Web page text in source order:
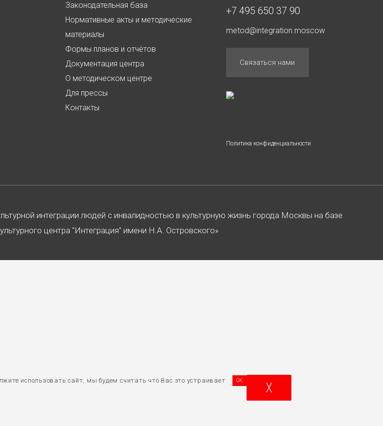
Законодательная база
Нормативные акты и методические
материалы
Формы планов и отчётов
Документация центра
О методическом центре
Для прессы
Контакты
+7 495 650 37 90
metod@integration.moscow
Связаться нами
Политика конфиденциальности
интеграции людей с инвалидностью в культурную жизнь города Москвы на базе
центра "Интеграция" имени Н.А. Островского»
использовать сайт, мы будем считать что Вас это устраивает OK
╳